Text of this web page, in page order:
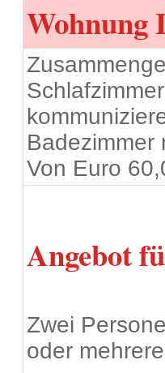
Wohnung
Badezimmer
Von Euro
Angebot
Zwei
oder